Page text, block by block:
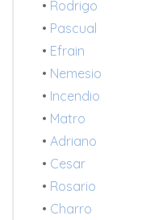
• Rodrigo
• Pascual
• Efrain
• Nemesio
• Incendio
• Matro
• Adriano
• Cesar
• Rosario
• Charro